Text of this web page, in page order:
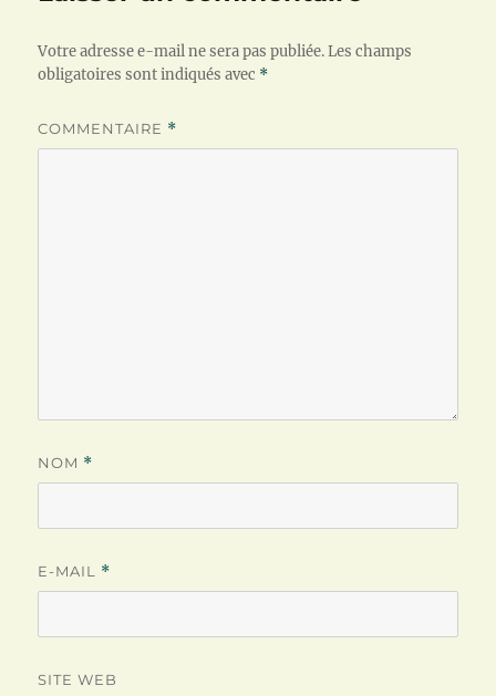
Votre adresse e-mail ne sera pas publiée. Les champs
obligatoires sont indiqués avec *
COMMENTAIRE *
NOM *
E-MAIL *
SITE WEB